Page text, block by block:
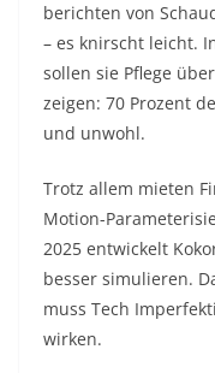
berichten von
– es knirscht leicht.
sollen sie Pflege
zeigen: 70 Prozent
und unwohl.​
Trotz allem mieten
Motion-
2025 entwickelt
besser simulieren.
muss Tech
wirken.​